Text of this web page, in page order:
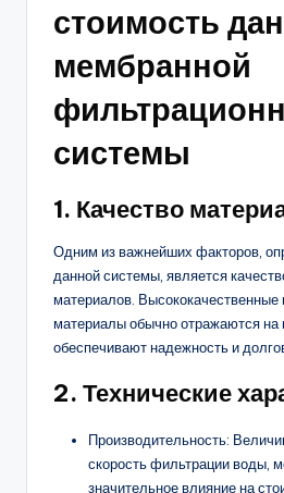
стоимость
мембранной
системы
1. Качество
Одним из важнейших факторов,
данной системы, является
материалов. Высококачественные
материалы обычно отражаются на
обеспечивают надежность и
2. Технические
Производительность:
скорость фильтрации воды,
значительное влияние на